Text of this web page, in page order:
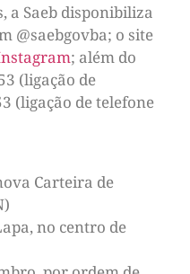
a Saeb disponibiliza
@saebgovba; o site
; além do
(ligação de
(ligação de telefone
Carteira de
no centro de